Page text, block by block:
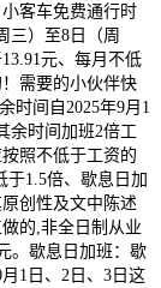
客车免费通行时
三）至8日（周
元、每月不低
需要的小伙伴快
时间自2025年9月1
余时间加班2倍工
照不低于工资的
于1.5倍、歇息日加
创性及文中陈述
的,非全日制从业
。歇息日加班：歇
1日、2日、3日这